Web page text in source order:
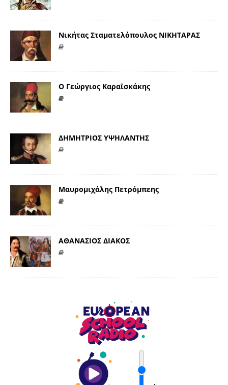
Νικήτας Σταματελόπουλος ΝΙΚΗΤΑΡΑΣ
Ο Γεώργιος Καραϊσκάκης
ΔΗΜΗΤΡΙΟΣ ΥΨΗΛΑΝΤΗΣ
Μαυρομιχάλης Πετρόμπεης
ΑΘΑΝΑΣΙΟΣ ΔΙΑΚΟΣ